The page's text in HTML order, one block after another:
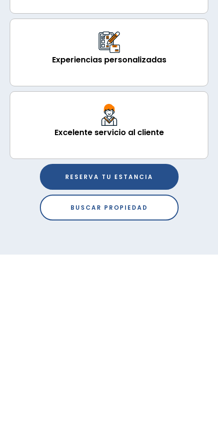
Experiencias personalizadas
Excelente servicio al cliente
RESERVA TU ESTANCIA
BUSCAR PROPIEDAD